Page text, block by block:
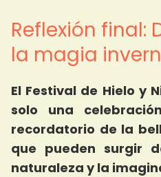
Reflexión final:
la magia
El Festival de Hielo y
solo una
recordatorio de la
que pueden surgir
naturaleza y la